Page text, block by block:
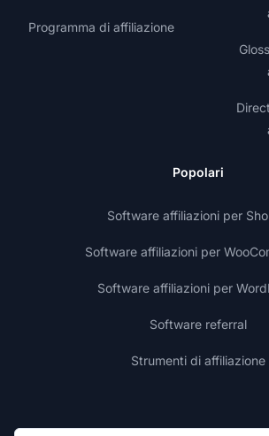
Programma di affiliazione
Popolari
Software affiliazioni per
Software affiliazioni per
Software affiliazioni per
Software referral
Strumenti di affiliazione